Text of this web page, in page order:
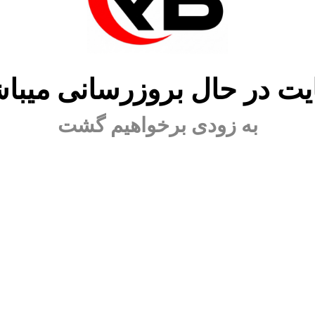
در حال بروزرسانی
به زودی برخواهیم گشت